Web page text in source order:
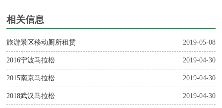
相关信息
2019-05-08
旅游景区移动厕所租赁
2019-04-30
2016宁波马拉松
2019-04-30
2015南京马拉松
2019-04-30
2018武汉马拉松